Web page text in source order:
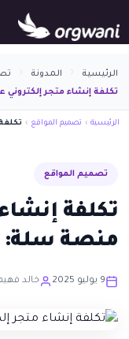
الرئيسية المدونة
تكلفة إنشاء متجر
الرئيسية › تصميم المواقع ›
تصميم المواقع
تكلفة
منصة سلة:
9 يوليو 2025 خالد